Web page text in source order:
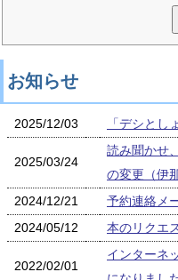
お知らせ
2025/12/03 「デシとし
2025/03/24
読み聞かせ
の変更（伊
2024/12/21
予約連絡メ
2024/05/12
本のリクエ
2022/02/01
インターネ